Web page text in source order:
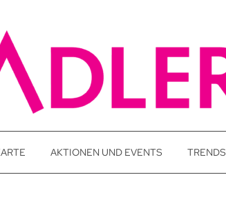
AKTIONEN UND EVENTS TRENDS